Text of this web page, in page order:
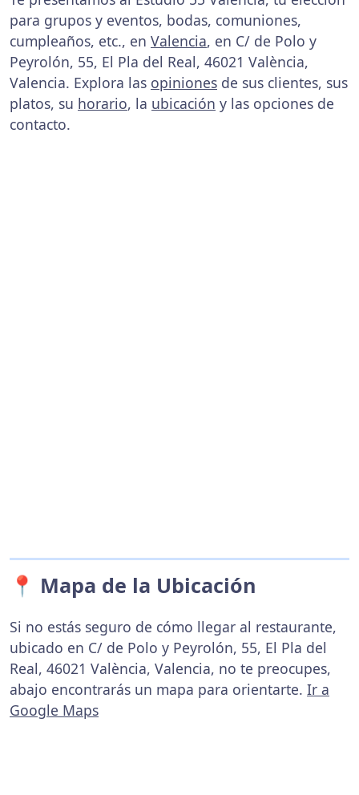
para grupos y eventos, bodas, comuniones,
cumpleaños, etc., en Valencia, en C/ de Polo y
Peyrolón, 55, El Pla del Real, 46021 València,
Valencia. Explora las opiniones de sus clientes, sus
platos, su horario, la ubicación y las opciones de
contacto.
📍 Mapa de la Ubicación
Si no estás seguro de cómo llegar al restaurante,
ubicado en C/ de Polo y Peyrolón, 55, El Pla del
Real, 46021 València, Valencia, no te preocupes,
abajo encontrarás un mapa para orientarte. Ir a
Google Maps